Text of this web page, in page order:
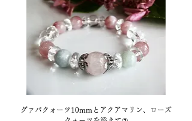
グァバクォーツ10mmとアクアマリン、ローズ